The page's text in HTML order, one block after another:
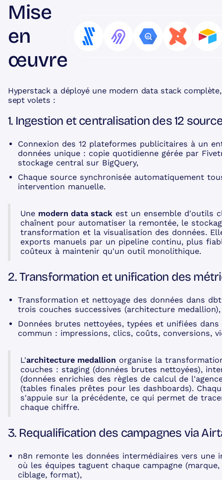
Mise
en
œuvre
Hyperstack a déployé une modern data stack
sept volets :
1. Ingestion et centralisation des 12
Connexion des 12 plateformes publicitaires à un
données unique : copie quotidienne gérée par
stockage central sur BigQuery,
Chaque source synchronisée automatiquement
intervention manuelle.
Une modern data stack est un ensemble d'outils
chaînent pour automatiser la remontée, le
transformation et la visualisation des données.
exports manuels par un pipeline continu, plus
coûteux à maintenir qu'un outil monolithique.
2. Transformation et unification des
Transformation et nettoyage des données dans
trois couches successives (architecture medallion),
Données brutes nettoyées, typées et unifiées
commun : impressions, clics, coûts, conversions,
L'architecture medallion organise la
couches : staging (données brutes nettoyées),
(données enrichies des règles de calcul de
(tables finales prêtes pour les dashboards).
s'appuie sur la précédente, ce qui permet de
chaque chiffre.
3. Requalification des campagnes via
n8n remonte les données intermédiaires vers une
où les équipes taguent chaque campagne
ciblage, format),